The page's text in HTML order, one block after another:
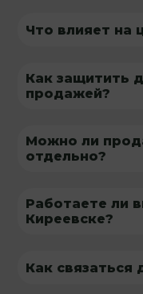
Что влияет на
Как защитить
продажей?
Можно ли
отдельно?
Работаете ли
Киреевске?
Как связаться